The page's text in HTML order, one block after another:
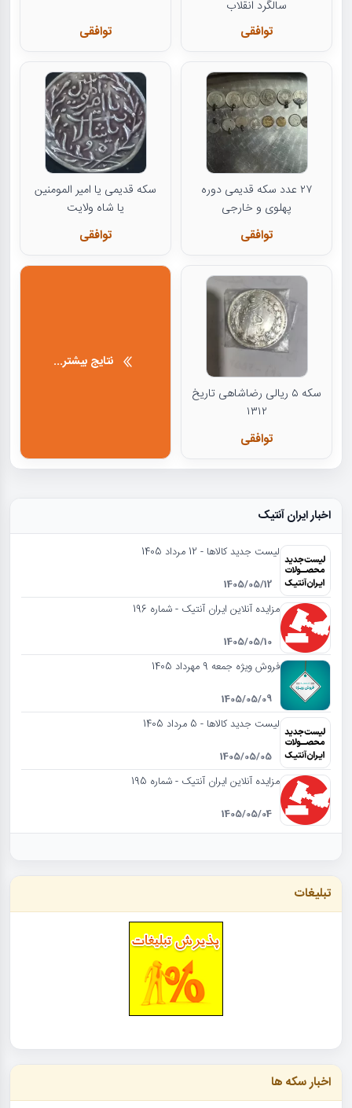
سالگرد انقلاب
توافقی توافقی
۲۷ عدد سکه قدیمی دوره
پهلوی و خارجی
توافقی
سکه قدیمی یا امیر المومنین
یا شاه ولایت
توافقی
سکه ۵ ریالی رضاشاهی تاریخ
۱۳۱۲
توافقی
نتایج بیشتر...
اخبار ایران آنتیک
لیست جدید کالاها - 12 مرداد 1405
1405/05/12
مزایده آنلاین ایران آنتیک - شماره 196
1405/05/10
فروش ویژه جمعه 9 مهرداد 1405
1405/05/09
لیست جدید کالاها - 5 مرداد 1405
1405/05/05
مزایده آنلاین ایران آنتیک - شماره 195
1405/05/04
تبلیغات
اخبار سکه ها